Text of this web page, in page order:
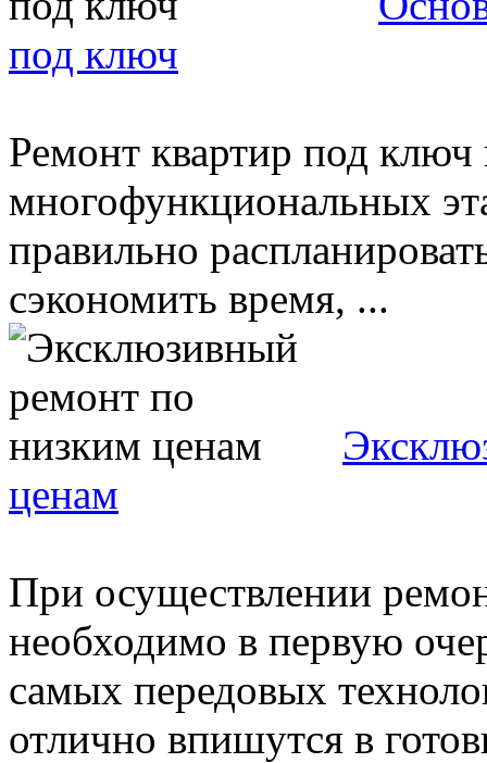
под ключ
Ремонт квартир под ключ
многофункциональных
правильно
сэкономить время, ...
ценам
При осуществлении
необходимо в первую
самых передовых
отлично впишутся в